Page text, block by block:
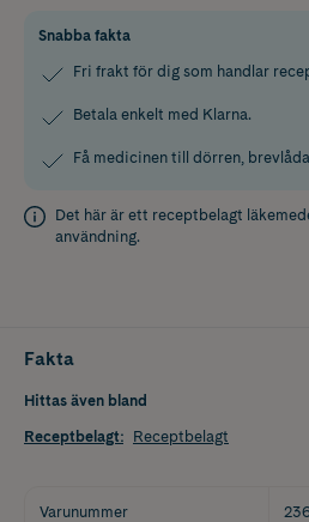
Snabba fakta
Fri frakt för dig som handlar
Betala enkelt med Klarna.
Få medicinen till dörren,
Det här är ett receptbelagt
användning.
Fakta
Hittas även bland
Receptbelagt: Receptbelagt
Varunummer